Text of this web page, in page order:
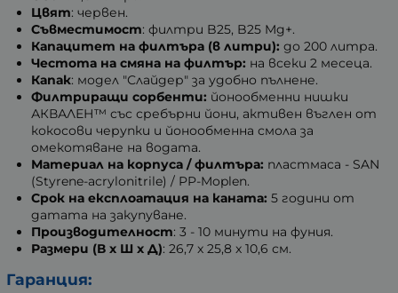
Цвят: червен.
Съвместимост: филтри B25, B25 Mg+.
Капацитет на филтъра (в литри): до 200 литра.
Честота на смяна на филтър: на всеки 2 месеца.
Капак: модел "Слайдер" за удобно пълнене.
Филтриращи сорбенти: йонообменни нишки
АКВАЛЕН™ със сребърни йони, активен въглен от
кокосови черупки и йонообменна смола за
омекотяване на водата.
Материал на корпуса / филтъра: пластмаса - SAN
(Styrene-acrylonitrile) / PP-Moplen.
Срок на експлоатация на каната: 5 години от
датата на закупуване.
Производителност: 3 - 10 минути на фуния.
Размери (В х Ш х Д): 26,7 x 25,8 x 10,6 см.
Гаранция: